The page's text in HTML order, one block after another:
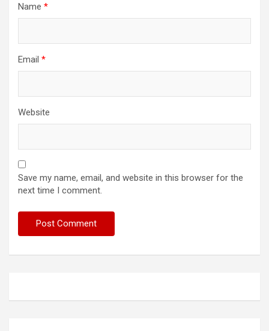
Name *
Email *
Website
Save my name, email, and website in this browser for the
next time I comment.